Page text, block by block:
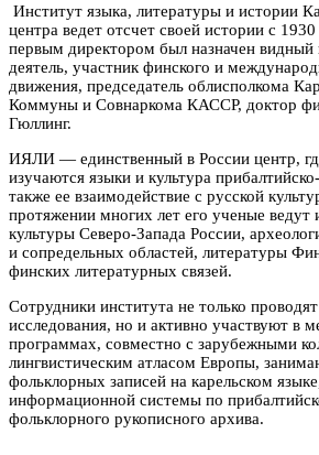
Институт языка, литературы и истории
центра ведет отсчет своей истории с 1930
первым директором был назначен видный
деятель, участник финского и
движения, председатель облисполкома
Коммуны и Совнаркома КАССР, доктор
Гюллинг.
ИЯЛИ — единственный в России центр,
изучаются языки и культура
также ее взаимодействие с русской
протяжении многих лет его ученые ведут
культуры Северо-Запада России,
и сопредельных областей, литературы
финских литературных связей.
Сотрудники института не только
исследования, но и активно участвуют в
программах, совместно с зарубежными
лингвистическим атласом Европы,
фольклорных записей на карельском
информационной системы по
фольклорного рукописного архива.